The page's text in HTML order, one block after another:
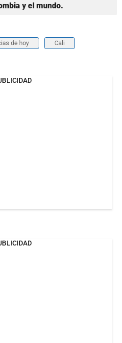
y el mundo.
de hoy Cali